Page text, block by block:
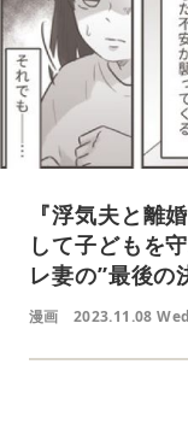
『浮気夫と離
して子どもを
レ妻の”最後の
漫画 2023.11.08 Wed